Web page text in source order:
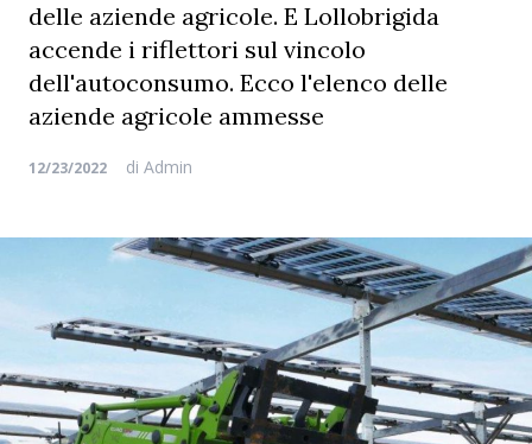
delle aziende agricole. E Lollobrigida
accende i riflettori sul vincolo
dell'autoconsumo. Ecco l'elenco delle
aziende agricole ammesse
12/23/2022 di Admin